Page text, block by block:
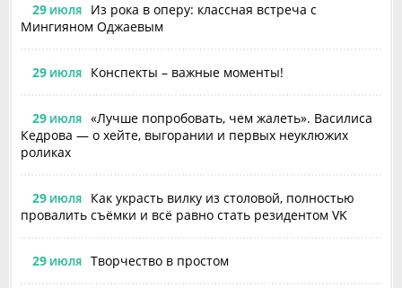
29 ИЮЛЯ
Из рока в оперу: классная встреча с
Мингияном Оджаевым
29 ИЮЛЯ Конспекты – важные моменты!
29 ИЮЛЯ
«Лучше попробовать, чем жалеть». Василиса
Кедрова — о хейте, выгорании и первых неуклюжих
роликах
29 ИЮЛЯ
Как украсть вилку из столовой, полностью
провалить съёмки и всё равно стать резидентом VK
29 ИЮЛЯ Творчество в простом